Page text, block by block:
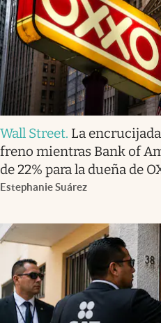
Wall Street. La
freno mientras Bank of
de 22% para la dueña de
Estephanie Suárez